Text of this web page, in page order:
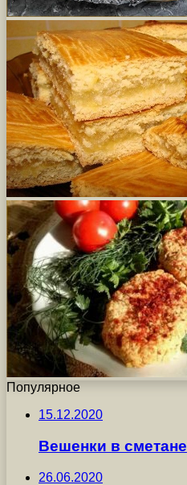
Популярное
15.12.2020
Вешенки в сметане
26.06.2020